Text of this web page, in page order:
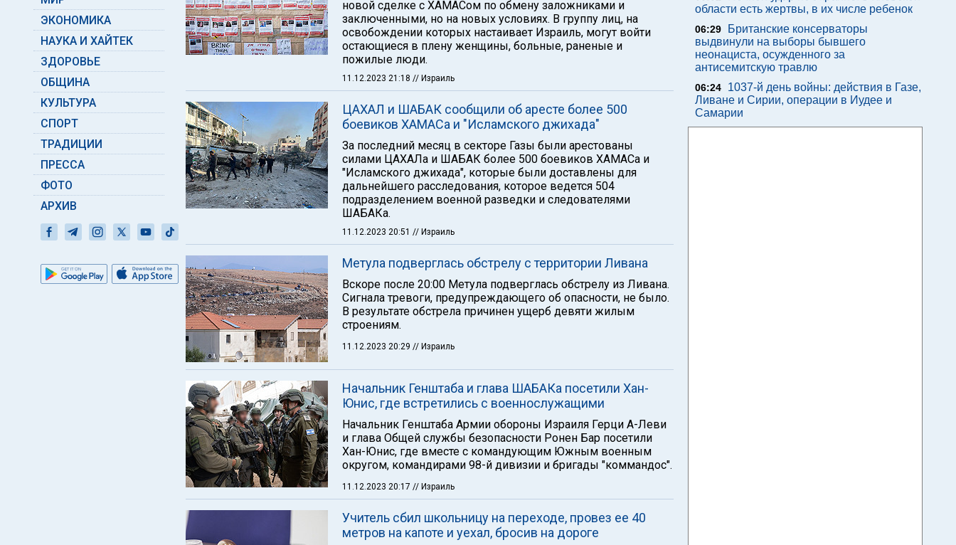
ЭКОНОМИКА
НАУКА И ХАЙТЕК
ЗДОРОВЬЕ
ОБЩИНА
КУЛЬТУРА
СПОРТ
ТРАДИЦИИ
ПРЕССА
ФОТО
АРХИВ
новой сделке с ХАМАСом по обмену заложниками и
заключенными, но на новых условиях. В группу лиц, на
освобождении которых настаивает Израиль, могут войти
остающиеся в плену женщины, больные, раненые и
пожилые люди.
11.12.2023 21:18 // Израиль
ЦАХАЛ и ШАБАК сообщили об аресте более 500
боевиков ХАМАСа и "Исламского джихада"
За последний месяц в секторе Газы были арестованы
силами ЦАХАЛа и ШАБАК более 500 боевиков ХАМАСа и
"Исламского джихада", которые были доставлены для
дальнейшего расследования, которое ведется 504
подразделением военной разведки и следователями
ШАБАКа.
11.12.2023 20:51 // Израиль
Метула подверглась обстрелу с территории Ливана
Вскоре после 20:00 Метула подверглась обстрелу из Ливана.
Сигнала тревоги, предупреждающего об опасности, не было.
В результате обстрела причинен ущерб девяти жилым
строениям.
11.12.2023 20:29 // Израиль
Начальник Генштаба и глава ШАБАКа посетили Хан-
Юнис, где встретились с военнослужащими
Начальник Генштаба Армии обороны Израиля Герци А-Леви
и глава Общей службы безопасности Ронен Бар посетили
Хан-Юнис, где вместе с командующим Южным военным
округом, командирами 98-й дивизии и бригады "коммандос".
11.12.2023 20:17 // Израиль
Учитель сбил школьницу на переходе, провез ее 40
метров на капоте и уехал, бросив на дороге
области есть жертвы, в их числе ребенок
06:29
Британские консерваторы
выдвинули на выборы бывшего
неонациста, осужденного за
антисемитскую травлю
06:24
1037-й день войны: действия в Газе,
Ливане и Сирии, операции в Иудее и
Самарии